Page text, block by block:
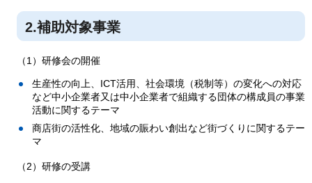
2.補助対象事業
（1）研修会の開催
生産性の向上、ICT活用、社会環境（税制等）の変化への対応
など中小企業者又は中小企業者で組織する団体の構成員の事業
活動に関するテーマ
商店街の活性化、地域の賑わい創出など街づくりに関するテー
マ
（2）研修の受講